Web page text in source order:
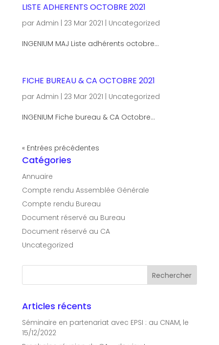
LISTE ADHERENTS OCTOBRE 2021
par Admin 23 Mar 2021 Uncategorized
INGENIUM MAJ Liste adhérents octobre...
FICHE BUREAU & CA OCTOBRE 2021
par Admin 23 Mar 2021 Uncategorized
INGENIUM Fiche bureau & CA Octobre...
« Entrées précédentes
Catégories
Annuaire
Compte rendu Assemblée Générale
Compte rendu Bureau
Document réservé au Bureau
Document réservé au CA
Uncategorized
Articles récents
Séminaire en partenariat avec EPSI : au CNAM, le
15/12/2022